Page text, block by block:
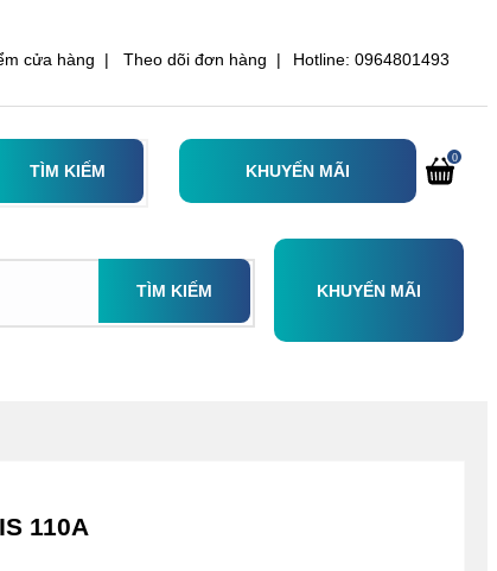
cửa hàng | Theo dõi đơn hàng | Hotline: 0964801493
TÌM KIẾM KHUYẾN MÃI
0
TÌM KIẾM KHUYẾN MÃI
110A